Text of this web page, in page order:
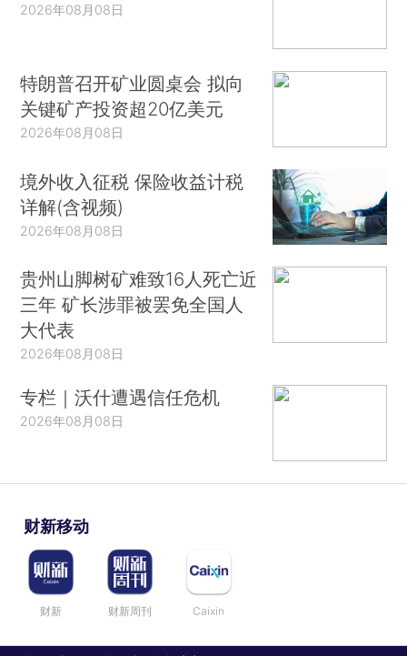
2026年08月08日
特朗普召开矿业圆桌会 拟向
关键矿产投资超20亿美元
2026年08月08日
境外收入征税 保险收益计税
详解(含视频)
2026年08月08日
贵州山脚树矿难致16人死亡近
三年 矿长涉罪被罢免全国人
大代表
2026年08月08日
专栏｜沃什遭遇信任危机
2026年08月08日
财新移动
财新 财新周刊 Caixin